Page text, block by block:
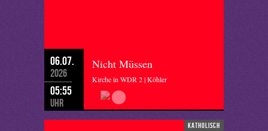
06.07.
2026
05:55
Uhr
Nicht Müssen
Kirche in WDR 2 | Köhler
katholisch